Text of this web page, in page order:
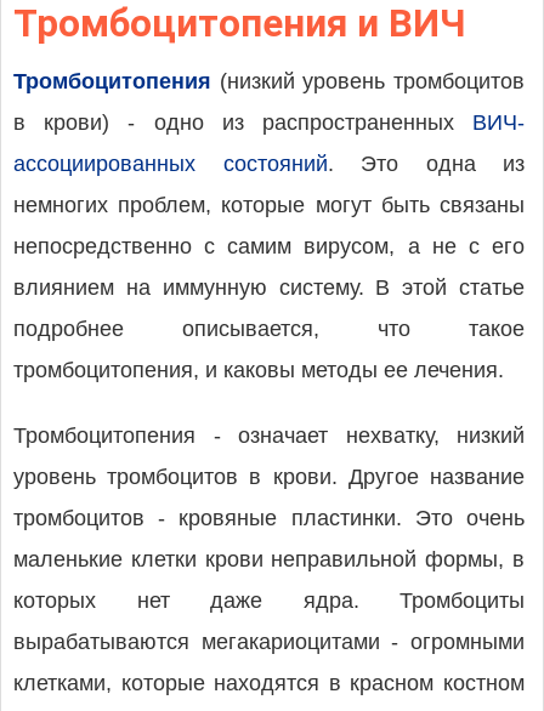
Тромбоцитопения и ВИЧ
Тромбоцитопения (низкий уровень тромбоцитов
в крови) - одно из распространенных ВИЧ-
ассоциированных состояний. Это одна из
немногих проблем, которые могут быть связаны
непосредственно с самим вирусом, а не с его
влиянием на иммунную систему. В этой статье
подробнее описывается, что такое
тромбоцитопения, и каковы методы ее лечения.
Тромбоцитопения - означает нехватку, низкий
уровень тромбоцитов в крови. Другое название
тромбоцитов - кровяные пластинки. Это очень
маленькие клетки крови неправильной формы, в
которых нет даже ядра. Тромбоциты
вырабатываются мегакариоцитами - огромными
клетками, которые находятся в красном костном